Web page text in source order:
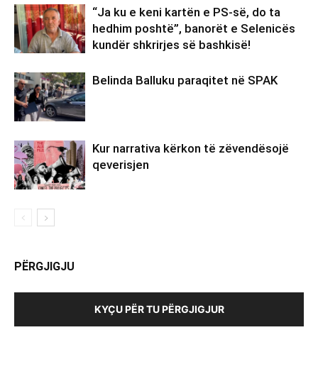
“Ja ku e keni kartën e PS-së, do ta
hedhim poshtë”, banorët e Selenicës
kundër shkrirjes së bashkisë!
Belinda Balluku paraqitet në SPAK
Kur narrativa kërkon të zëvendësojë
qeverisjen
PËRGJIGJU
KYÇU PËR TU PËRGJIGJUR